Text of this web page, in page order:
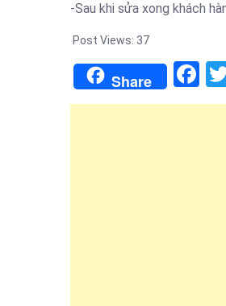
-Sau khi sửa xong khách
Post Views: 37
Share